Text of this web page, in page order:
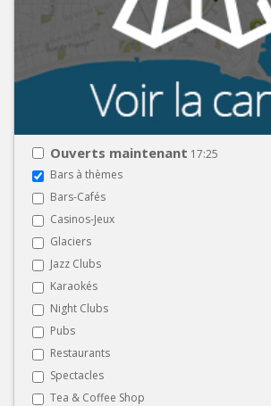
Ouverts maintenant 17:25
Bars à thèmes
Bars-Cafés
Casinos-Jeux
Glaciers
Jazz Clubs
Karaokés
Night Clubs
Pubs
Restaurants
Spectacles
Tea & Coffee Shop